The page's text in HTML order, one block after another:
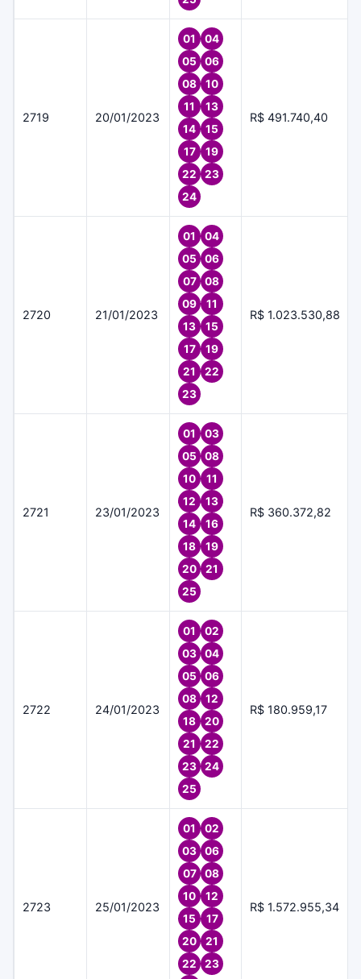
2719 20/01/2023
01
04
05
06
08
10
11
13
14
15
17
19
22
23
24
R$ 491.740,40
2720 21/01/2023
01
04
05
06
07
08
09
11
13
15
17
19
21
22
23
R$ 1.023.530,88
2721 23/01/2023
01
03
05
08
10
11
12
13
14
16
18
19
20
21
25
R$ 360.372,82
2722 24/01/2023
01
02
03
04
05
06
08
12
18
20
21
22
23
24
25
R$ 180.959,17
2723 25/01/2023
01
02
03
06
07
08
10
12
15
17
20
21
22
23
R$ 1.572.955,34